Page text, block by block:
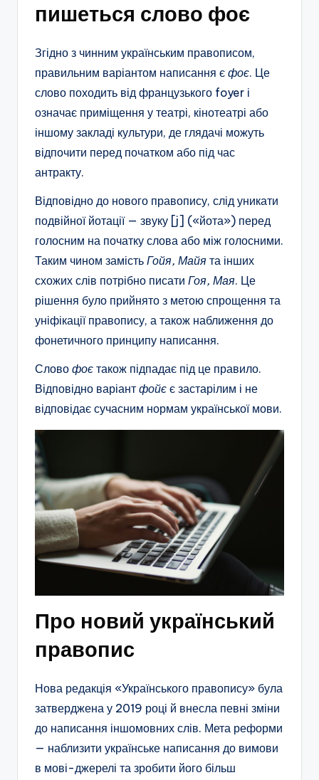
пишеться слово фоє
Згідно з чинним українським правописом,
правильним варіантом написання є фоє. Це
слово походить від французького foyer і
означає приміщення у театрі, кінотеатрі або
іншому закладі культури, де глядачі можуть
відпочити перед початком або під час
антракту.
Відповідно до нового правопису, слід уникати
подвійної йотації — звуку [j] («йота») перед
голосним на початку слова або між голосними.
Таким чином замість Гойя, Майя та інших
схожих слів потрібно писати Гоя, Мая. Це
рішення було прийнято з метою спрощення та
уніфікації правопису, а також наближення до
фонетичного принципу написання.
Слово фоє також підпадає під це правило.
Відповідно варіант фойє є застарілим і не
відповідає сучасним нормам української мови.
Про новий український
правопис
Нова редакція «Українського правопису» була
затверджена у 2019 році й внесла певні зміни
до написання іншомовних слів. Мета реформи
— наблизити українське написання до вимови
в мові-джерелі та зробити його більш